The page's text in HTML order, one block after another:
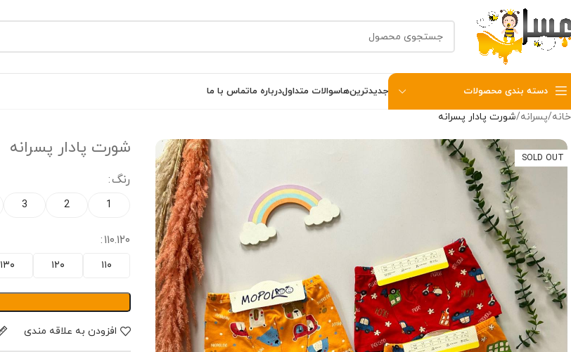
دسته بندی محصولات جدیدترین‌هاسوالات متداولدرباره ماتماس با ما
خانه پسرانه شورت پادار پسرانه
SOLD OUT شورت پادار پسرانه
رنگ
1
2
3
۱۱۰.۱۲۰
۱۱۰ ۱۲۰ ۱۳۰
افزودن به علاقه مندی